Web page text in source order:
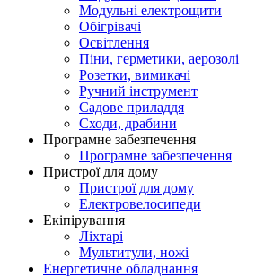
Модульні електрощити
Обігрівачі
Освітлення
Піни, герметики, аерозолі
Розетки, вимикачі
Ручний інструмент
Садове приладдя
Сходи, драбини
Програмне забезпечення
Програмне забезпечення
Пристрої для дому
Пристрої для дому
Електровелосипеди
Екіпірування
Ліхтарі
Мультитули, ножі
Енергетичне обладнання